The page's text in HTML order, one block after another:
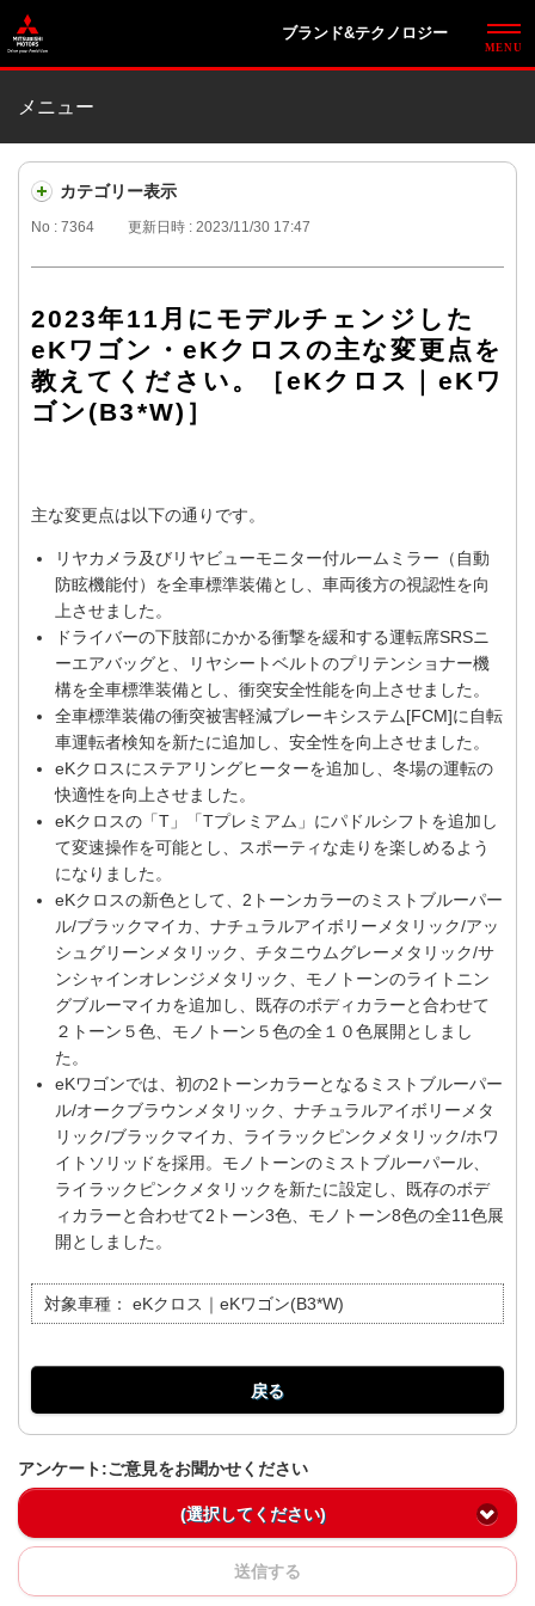
ブランド&テクノロジー
メニュー
カテゴリー表示
No : 7364 更新日時 : 2023/11/30 17:47
2023年11月にモデルチェンジした
eKワゴン・eKクロスの主な変更点を
教えてください。［eKクロス｜eKワ
ゴン(B3*W)］
主な変更点は以下の通りです。
リヤカメラ及びリヤビューモニター付ルームミラー（自動
防眩機能付）を全車標準装備とし、車両後方の視認性を向
上させました。
ドライバーの下肢部にかかる衝撃を緩和する運転席SRSニ
ーエアバッグと、リヤシートベルトのプリテンショナー機
構を全車標準装備とし、衝突安全性能を向上させました。
全車標準装備の衝突被害軽減ブレーキシステム[FCM]に自転
車運転者検知を新たに追加し、安全性を向上させました。
eKクロスにステアリングヒーターを追加し、冬場の運転の
快適性を向上させました。
eKクロスの「T」「Tプレミアム」にパドルシフトを追加し
て変速操作を可能とし、スポーティな走りを楽しめるよう
になりました。
eKクロスの新色として、2トーンカラーのミストブルーパー
ル/ブラックマイカ、ナチュラルアイボリーメタリック/アッ
シュグリーンメタリック、チタニウムグレーメタリック/サ
ンシャインオレンジメタリック、モノトーンのライトニン
グブルーマイカを追加し、既存のボディカラーと合わせて
２トーン５色、モノトーン５色の全１０色展開としまし
た。
eKワゴンでは、初の2トーンカラーとなるミストブルーパー
ル/オークブラウンメタリック、ナチュラルアイボリーメタ
リック/ブラックマイカ、ライラックピンクメタリック/ホワ
イトソリッドを採用。モノトーンのミストブルーパール、
ライラックピンクメタリックを新たに設定し、既存のボデ
ィカラーと合わせて2トーン3色、モノトーン8色の全11色展
開としました。
対象車種： eKクロス｜eKワゴン(B3*W)
戻る
アンケート:ご意見をお聞かせください
(選択してください)
送信する